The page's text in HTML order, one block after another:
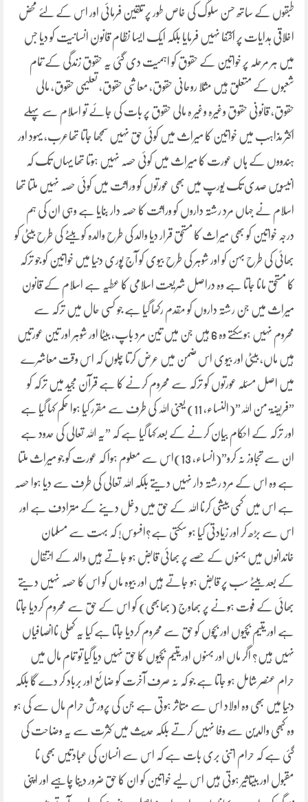
طبقوں کے ساتھ حسن سلوک کی خاص طور پر تلقین فرمائی اور اس کے لئے محض
اخلاقی ہدایات پر اکتفا نہیں فرمایا بلکہ ایک ایسا نظام قانون انسانیت کو دیا جس
میں ہر مرحلہ پر خواتین کے حقوق کو اہمیت دی گئی یہ حقوق زندگی کے تمام
شعبوں کے متعلق ہیں مثلا روحانی حقوق، معاشی حقوق، تعلیمی حقوق، مالی
حقوق، قانونی حقوق وغیرہ وغیر ہ مالی حقوق پر بات کی جائے تو اسلام سے پہلے
اکثر مذاہب میں خواتین کا میراث میں کوئی حق نہیں سمجھا جاتا تھاعرب، یہود اور
ہندووں کے ہاں عورت کا میراث میں کوئی حصہ نہیں ہوتا تھا یہاں تک کہ
انیسویں صدی تک یورپ میں بھی عورتوں کو وراثت میں کوئی حصہ نہیں ملتا تھا
اسلام نے جہاں مرد رشتہ داروں کو وراثت کا حصہ دار بنایا ہے وہی ان کی ہم
درجہ خواتین کو بھی میراث کا مستحق قرار دیا والد کی طرح والدہ کو بیٹے کی طرح بیٹی کو
بھائی کی طرح بہن کو اور شوہر کی طرح بیوی کو آج پوری دنیا میں خواتین کو جو ترکہ
کا مستحق مانا جاتا ہے وہ دراصل شریعت اسلامی کا عطیہ ہے اسلام کے قانون
میراث میں جن رشتہ داروں کو مقدم رکھا گیا ہے جو کسی حال میں ترکہ سے
محروم نہیں ہوسکتے وہ 6 ہیں جن میں تین مرد باپ، بیٹا اور شوہر اور تین عورتیں
ہیں ماں، بیٹی اور بیوی اس ضمن میں عرض کرتا چلوں کہ اس وقت معاشرے
میں اصل مسئلہ عورتوں کو ترکہ سے محروم کرنے کا ہے قرآن مجید میں ترکہ کو
”فریضۃ من اللہ”(النساء، 11) یعنی اللہ کی طرف سے مقرر کیا ہوا حکم کہا گیا ہے
اور ترکہ کے احکام بیان کرنے کے بعد کہا گیا ہے کہ ”یہ اللہ تعالی کی حدود ہے
ان سے تجاوز نہ کرو”(انساء، 13)اس سے معلوم ہوا کہ عورت کو جو میراث ملتا
ہے وہ اس کے مرد رشتہ دار نہیں دیتے بلکہ اللہ تعالی کی طرف سے دیا ہوا حصہ
ہے اس میں کمی بیشی کرنا اللہ کے حق میں دخل دینے کے مترادف ہے اور
اس سے بڑھ کر اور زیادتی کیا ہو سکتی ہے؟افسوس! کہ بہت سے مسلمان
خاندانوں میں بہنوں کے حصے پر بھائی قابض ہو جاتے ہیں والد کے انتقال
کے بعد بیٹے سب پر قابض ہو جاتے ہیں اور بیوہ ماں کو اس کا حصہ نہیں دیتے
بھائی کے فوت ہونے پر بھاوج (بھابھی) کو اس کے حق سے محروم کردیا جاتا
ہے اور یتیم بچیوں اور بچوں کو حق سے محروم کردیا جاتا ہے کیا یہ کھلی ناانصافیاں
نہیں ہیں؟ اگر ماں اور بہنوں اور یتیم بچیوں کا حق نہیں دیا گیا تو تمام مال میں
حرام عنصر شامل ہو جاتا ہے جو کہ نہ صرف آخرت کو ضائع اور برباد کر دے گا بلکہ
دنیا میں بھی وہ اولاد اس سے متاثر ہوتی ہے جن کی پرورش حرام مال سے کی ہو
وہ کبھی والدین سے وفا نہیں کرتے بلکہ حدیث میں کثرت سے یہ وضاحت کی
گئی ہے کہ حرام اتنی بری بات ہے کہ اس سے انسان کی عبادتیں بھی نا
مقبول اور بیتاثیر ہوتی ہیں اس لیے خواتین کو ان کا حق ضرور دینا چاہیے اور اپنی